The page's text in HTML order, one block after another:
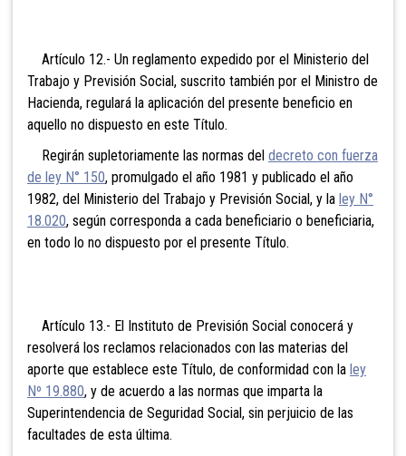
Artículo 12.- Un reglamento expedido por el Ministerio del
Trabajo y Previsión Social, suscrito también por el Ministro de
Hacienda, regulará la aplicación del presente beneficio en
aquello no dispuesto en este Título.
Regirán supletoriamente las normas del decreto con fuerza
de ley N° 150, promulgado el año 1981 y publicado el año
1982, del Ministerio del Trabajo y Previsión Social, y la ley N°
18.020, según corresponda a cada beneficiario o beneficiaria,
en todo lo no dispuesto por el presente Título.
Artículo 13.- El Instituto de Previsión Social conocerá y
resolverá los reclamos relacionados con las materias del
aporte que establece este Título, de conformidad con la ley
Nº 19.880, y de acuerdo a las normas que imparta la
Superintendencia de Seguridad Social, sin perjuicio de las
facultades de esta última.